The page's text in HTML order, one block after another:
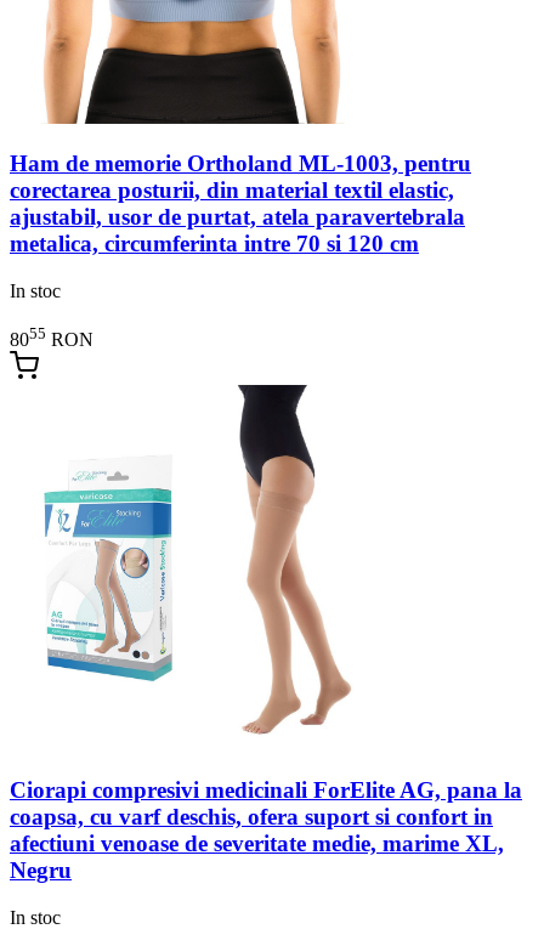
Ham de memorie Ortholand ML-1003, pentru
corectarea posturii, din material textil elastic,
ajustabil, usor de purtat, atela paravertebrala
metalica, circumferinta intre 70 si 120 cm
In stoc
8055 RON
Ciorapi compresivi medicinali ForElite AG, pana la
coapsa, cu varf deschis, ofera suport si confort in
afectiuni venoase de severitate medie, marime XL,
Negru
In stoc